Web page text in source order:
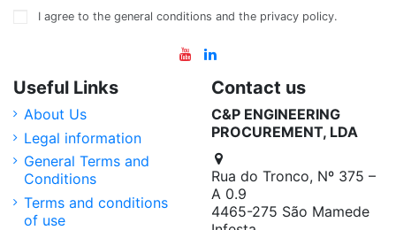
I agree to the general conditions and the privacy policy.
Useful Links
About Us
Legal information
General Terms and
Conditions
Terms and conditions
of use
Contact us
C&P ENGINEERING
PROCUREMENT, LDA
Rua do Tronco, Nº 375 –
A 0.9
4465-275 São Mamede